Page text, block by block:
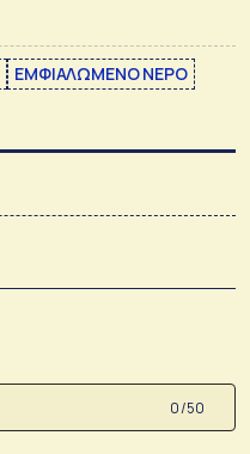
ΕΜΦΙΑΛΩΜΕΝΟ ΝΕΡΟ
0 /50